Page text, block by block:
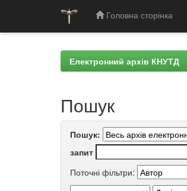
Головна сторінка
Електронний архів КНУТД
Пошук
Пошук:
запит
Поточні фільтри: